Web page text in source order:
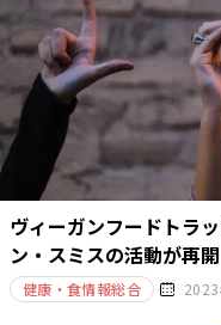
ヴィーガンフードトラ
ン・スミスの活動が再開
健康・食情報総合